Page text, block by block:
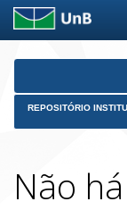
Skip
REPOSITÓRIO
Não